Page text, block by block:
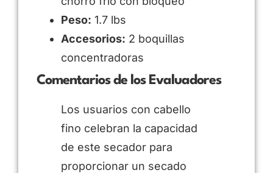
Peso: 1.7 lbs
Accesorios: 2 boquillas
concentradoras
Comentarios de los Evaluadores
Los usuarios con cabello
fino celebran la capacidad
de este secador para
proporcionar un secado